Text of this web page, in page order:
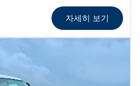
자세히 보기